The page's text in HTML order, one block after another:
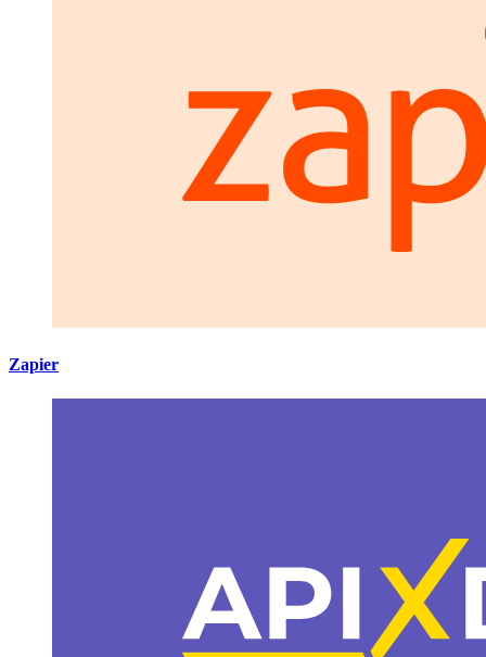
Zapier